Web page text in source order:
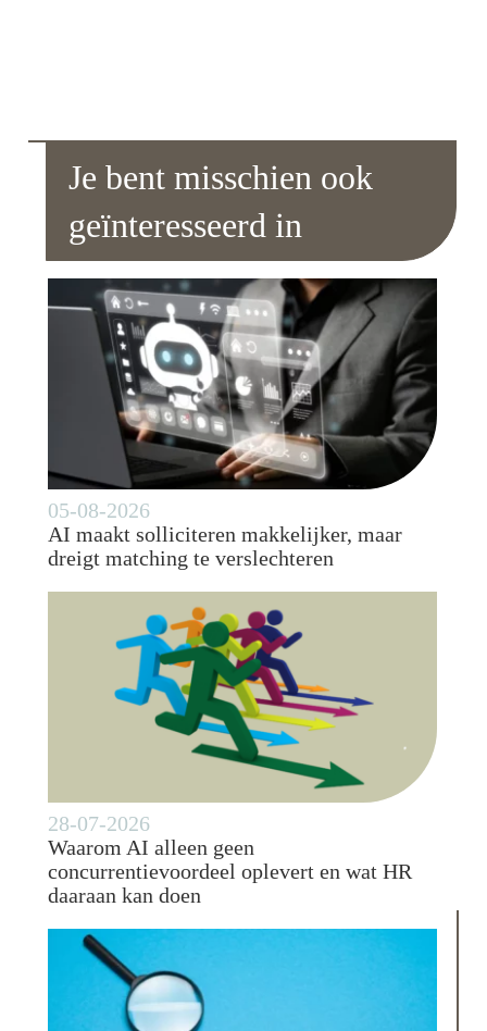
Je bent misschien ook
geïnteresseerd in
05-08-2026
AI maakt solliciteren makkelijker, maar
dreigt matching te verslechteren
28-07-2026
Waarom AI alleen geen
concurrentievoordeel oplevert en wat HR
daaraan kan doen